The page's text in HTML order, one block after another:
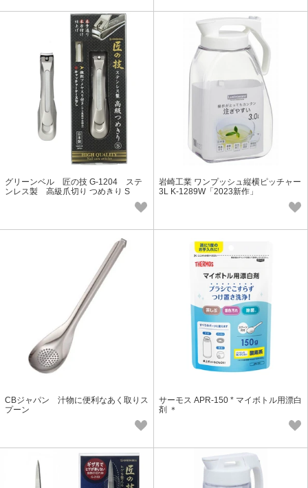
グリーンベル 匠の技 G-1204 ステ
ンレス製 高級爪切り つめきり S
岩崎工業 ワンプッシュ縦横ピッチャー
3L K-1289W「2023新作」
CBジャパン 汁物に便利なあく取りス
プーン
サーモス APR-150 * マイボトル用漂白
剤 ＊